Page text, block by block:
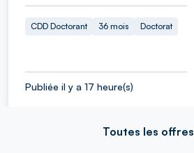
CDD Doctorant 36 mois Doctorat
Publiée il y a 17 heure(s)
Toutes les offres